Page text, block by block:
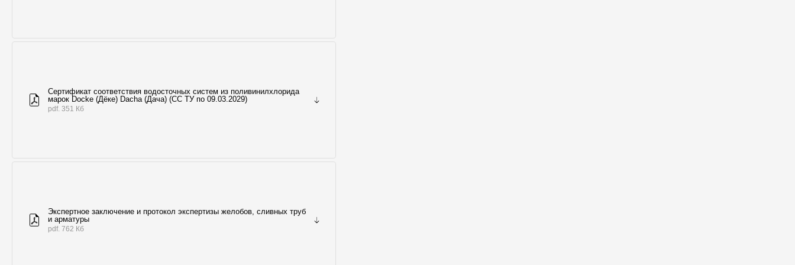
Сертификат соответствия водосточных систем из поливинилхлорида
марок Docke (Дёке) Dacha (Дача) (СС ТУ по 09.03.2029)
pdf. 351 Кб
Экспертное заключение и протокол экспертизы желобов, сливных труб
и арматуры
pdf. 762 Кб